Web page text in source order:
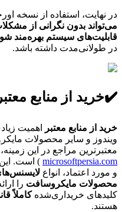
در نهایت، استفاده از نسخه
می‌تواند بدون نگرانی از
قابلیت‌های سیستم بهره‌مند
در طولانی‌مدت داشته باشد.
✔️خرید از منابع معتبر
خرید از منابع معتبر
اهمیت
ویندوز و سایر محصولات
معتبرترین مراجع در این زمینه،
microsoftpersia.com ) است.
و مورد اعتماد، انواع
محصولات مایکروسافت را
کلیدهای خریداری‌شدهکاملاً
هستند.